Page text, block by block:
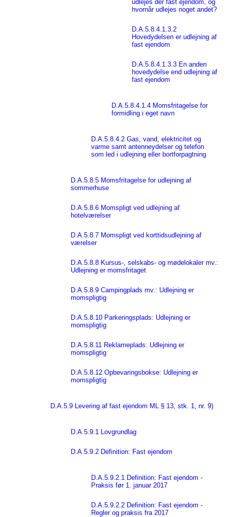
udlejes der fast ejendom, og
hvornår udlejes noget andet?
D.A.5.8.4.1.3.2
Hovedydelsen er udlejning af
fast ejendom
D.A.5.8.4.1.3.3 En anden
hovedydelse end udlejning af
fast ejendom
D.A.5.8.4.1.4 Momsfritagelse for
formidling i eget navn
D.A.5.8.4.2 Gas, vand, elektricitet og
varme samt antenneydelser og telefon
som led i udlejning eller bortforpagtning
D.A.5.8.5 Momsfritagelse for udlejning af
sommerhuse
D.A.5.8.6 Momspligt ved udlejning af
hotelværelser
D.A.5.8.7 Momspligt ved korttidsudlejning af
værelser
D.A.5.8.8 Kursus-, selskabs- og mødelokaler mv.:
Udlejning er momsfritaget
D.A.5.8.9 Campingplads mv.: Udlejning er
momspligtig
D.A.5.8.10 Parkeringsplads: Udlejning er
momspligtig
D.A.5.8.11 Reklameplads: Udlejning er
momspligtig
D.A.5.8.12 Opbevaringsbokse: Udlejning er
momspligtig
D.A.5.9 Levering af fast ejendom ML § 13, stk. 1, nr. 9)
D.A.5.9.1 Lovgrundlag
D.A.5.9.2 Definition: Fast ejendom
D.A.5.9.2.1 Definition: Fast ejendom -
Praksis før 1. januar 2017
D.A.5.9.2.2 Definition: Fast ejendom -
Regler og praksis fra 2017